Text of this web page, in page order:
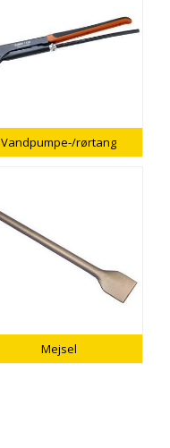
Vandpumpe-/rørtang
Mejsel